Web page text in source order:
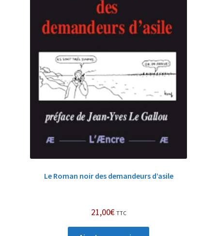
Le Roman noir des demandeurs d’asile
21,00€ TTC